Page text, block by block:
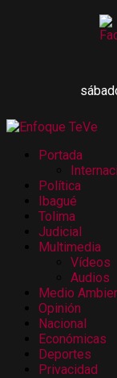
Portada
Política
Ibagué
Tolima
Judicial
Multimedia
Vídeos
Audios
Medio
Opinión
Nacional
Económicas
Deportes
Privacidad